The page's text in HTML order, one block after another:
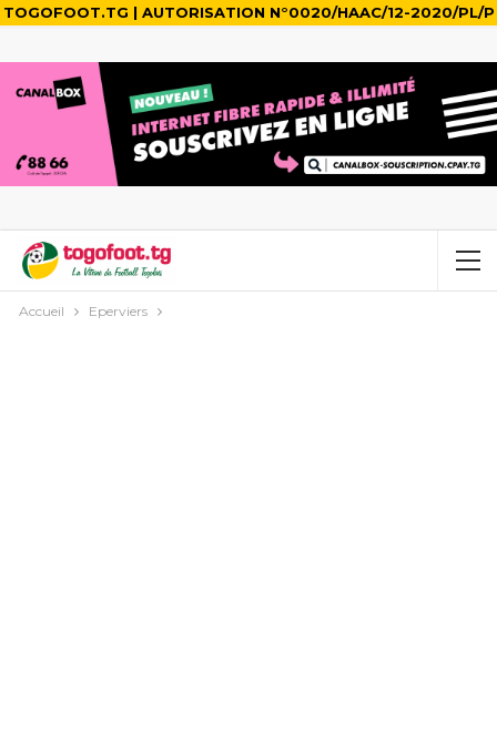
TOGOFOOT.TG | AUTORISATION N°0020/HAAC/12-2020/PL/P
Accueil Eperviers